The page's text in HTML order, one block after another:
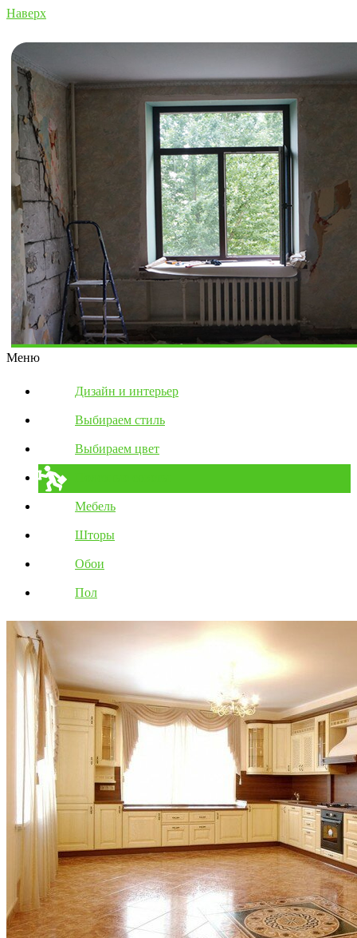
Наверх
Меню
Дизайн и интерьер
Выбираем стиль
Выбираем цвет
Мебель
Шторы
Обои
Пол